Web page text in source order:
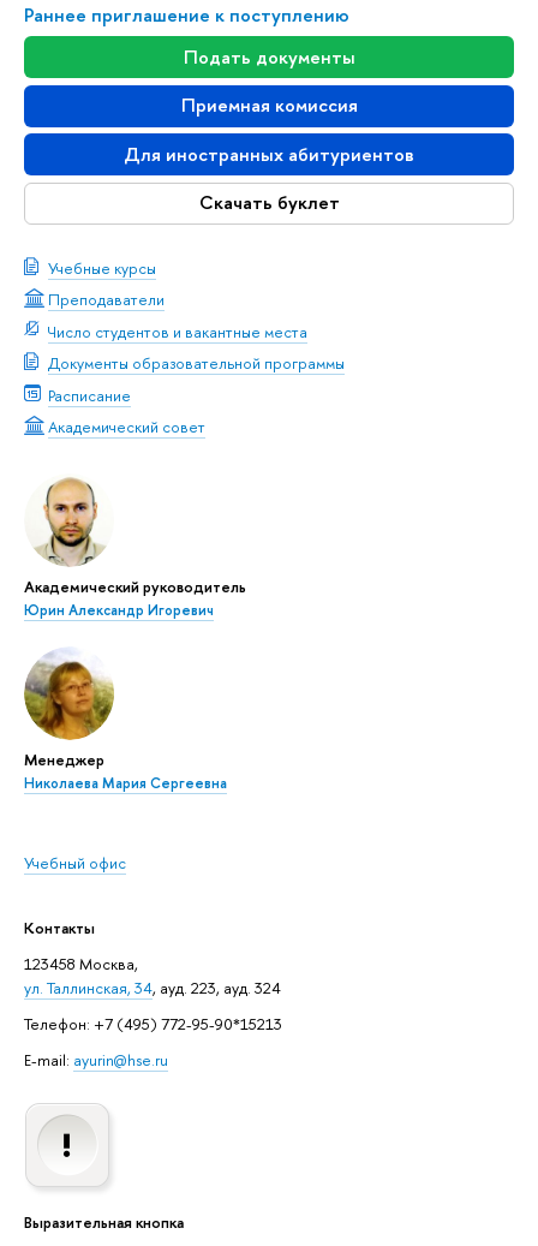
Раннее приглашение к поступлению
Подать документы
Приемная комиссия
Для иностранных абитуриентов
Скачать буклет
Учебные курсы
Преподаватели
Число студентов и вакантные места
Документы образовательной программы
Расписание
Академический совет
Академический руководитель
Юрин Александр Игоревич
Менеджер
Николаева Мария Сергеевна
Учебный офис
Контакты
123458 Москва,
ул. Таллинская, 34, ауд. 223, ауд. 324
Телефон: +7 (495) 772-95-90*15213
E-mail: ayurin@hse.ru
Выразительная кнопка